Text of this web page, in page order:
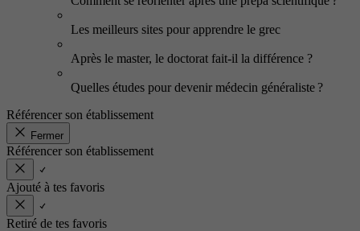
Les meilleurs sites pour apprendre le grec
Après le master, le doctorat fait-il la différence ?
Quelles études pour devenir médecin généraliste ?
Référencer son établissement
Fermer
Référencer son établissement
Ajouté à tes favoris
Retiré de tes favoris